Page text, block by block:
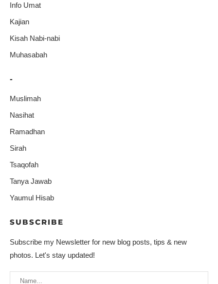
Info Umat
Kajian
Kisah Nabi-nabi
Muhasabah
-
Muslimah
Nasihat
Ramadhan
Sirah
Tsaqofah
Tanya Jawab
Yaumul Hisab
SUBSCRIBE
Subscribe my Newsletter for new blog posts, tips & new
photos. Let's stay updated!